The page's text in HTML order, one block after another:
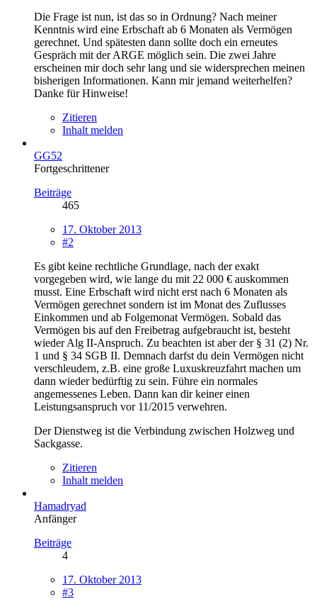
Die Frage ist nun, ist das so in Ordnung? Nach meiner
Kenntnis wird eine Erbschaft ab 6 Monaten als Vermögen
gerechnet. Und spätesten dann sollte doch ein erneutes
Gespräch mit der ARGE möglich sein. Die zwei Jahre
erscheinen mir doch sehr lang und sie widersprechen meinen
bisherigen Informationen. Kann mir jemand weiterhelfen?
Danke für Hinweise!
Zitieren
Inhalt melden
GG52
Fortgeschrittener
Beiträge
465
17. Oktober 2013
#2
Es gibt keine rechtliche Grundlage, nach der exakt
vorgegeben wird, wie lange du mit 22 000 € auskommen
musst. Eine Erbschaft wird nicht erst nach 6 Monaten als
Vermögen gerechnet sondern ist im Monat des Zuflusses
Einkommen und ab Folgemonat Vermögen. Sobald das
Vermögen bis auf den Freibetrag aufgebraucht ist, besteht
wieder Alg II-Anspruch. Zu beachten ist aber der § 31 (2) Nr.
1 und § 34 SGB II. Demnach darfst du dein Vermögen nicht
verschleudern, z.B. eine große Luxuskreuzfahrt machen um
dann wieder bedürftig zu sein. Führe ein normales
angemessenes Leben. Dann kan dir keiner einen
Leistungsanspruch vor 11/2015 verwehren.
Der Dienstweg ist die Verbindung zwischen Holzweg und
Sackgasse.
Zitieren
Inhalt melden
Hamadryad
Anfänger
Beiträge
4
17. Oktober 2013
#3